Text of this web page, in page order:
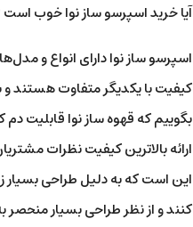
آیا خرید اسپرسو ساز نوا خوب است
اسپرسو ساز نوا دارای انواع و
کیفیت با یکدیگر متفاوت هستند و
بگوییم که قهوه ساز نوا قابلیت دم
ارائه بالاترین کیفیت نظرات
این است که به دلیل طراحی
کنند و از نظر طراحی بسیار منحصر